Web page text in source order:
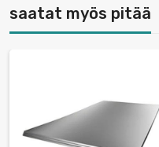
saatat myös pitää